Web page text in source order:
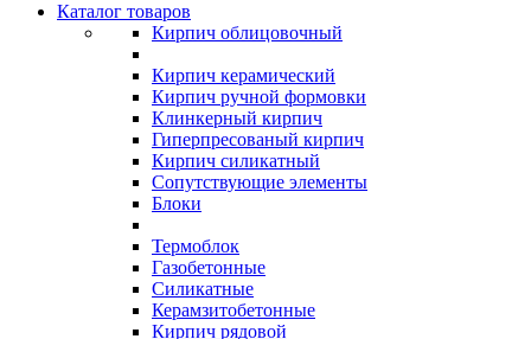
Каталог товаров
Кирпич облицовочный
Кирпич керамический
Кирпич ручной формовки
Клинкерный кирпич
Гиперпресованый кирпич
Кирпич силикатный
Сопутствующие элементы
Блоки
Термоблок
Газобетонные
Силикатные
Керамзитобетонные
Кирпич рядовой